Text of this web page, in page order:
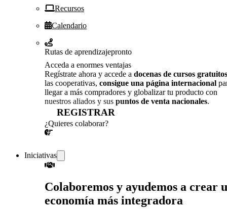
Recursos
Calendario
Rutas de aprendizajepronto
Acceda a enormes ventajas
Regístrate ahora y accede a docenas de cursos gratuitos
las cooperativas, consigue una página internacional
llegar a más compradores y globalizar tu producto con
nuestros aliados y sus puntos de venta nacionales.
REGISTRAR
¿Quieres colaborar?
Iniciativas
Colaboremos y ayudemos a crear
economía más integradora